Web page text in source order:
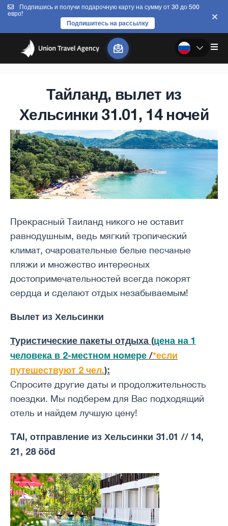
Подпишись и получи подарочную карту на сумму от 30 до 500
евро!
Подпишитесь на рассылку
Тайланд, вылет из
Хельсинки 31.01, 14 ночей
Прекрасный Таиланд никого не оставит
равнодушным, ведь мягкий тропический
климат, очаровательные белые песчаные
пляжи и множество интересных
достопримечательностей всегда покорят
сердца и сделают отдых незабываемым!
Вылет из Хельсинки
Туристические пакеты отдыха (цена на 1
человека в 2-местном номере /*если
путешествуют 2 чел.):
Спросите другие даты и продолжительность
поездки. Мы подберем для Вас подходящий
отель и найдем лучшую цену!
TAI, отправление из Хельсинки 31.01 // 14,
21, 28 ööd